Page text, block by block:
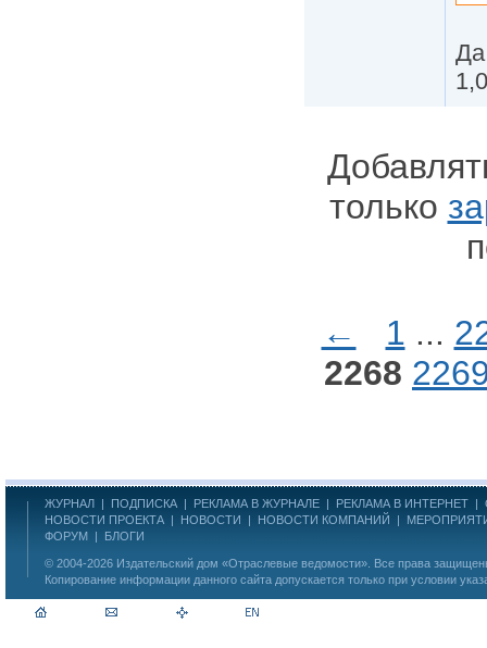
только
← 1 ...
2268
ЖУРНАЛ | ПОДПИСКА | РЕКЛАМА В ЖУРНАЛЕ | РЕКЛАМА В ИНТЕРНЕТ |
НОВОСТИ ПРОЕКТА | НОВОСТИ | НОВОСТИ КОМПАНИЙ |
ФОРУМ | БЛОГИ
© 2004-2026 Издательский дом «Отраслевые ведомости» . Все права
Копирование информации данного сайта допускается только при условии